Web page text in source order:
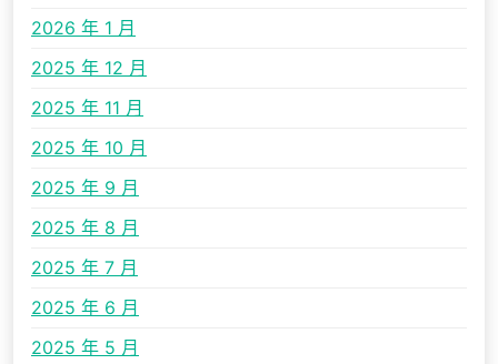
2026 年 1 月
2025 年 12 月
2025 年 11 月
2025 年 10 月
2025 年 9 月
2025 年 8 月
2025 年 7 月
2025 年 6 月
2025 年 5 月